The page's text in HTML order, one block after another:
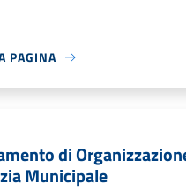
PAGINA
di
Municipale